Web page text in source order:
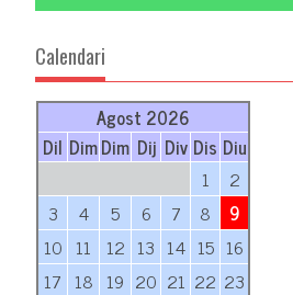
Calendari
Agost 2026
Dil DimDim Dij Div Dis Diu
1
2
3
4 5 6 7 8
9
10 11 12 13 14 15 16
17 18 19 20 21 22 23